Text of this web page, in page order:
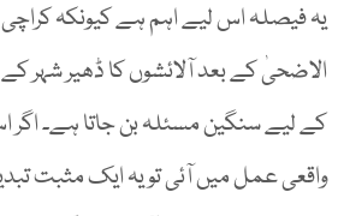
یہ فیصلہ اس لیے اہم ہے کیونکہ
الاضحیٰ کے بعد آلائشوں کا ڈھیر شہر
کے لیے سنگین مسئلہ بن جاتا ہے۔ اگر اس
واقعی عمل میں آئی تو یہ ایک مثبت